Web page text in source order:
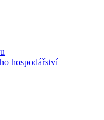
hospodářství